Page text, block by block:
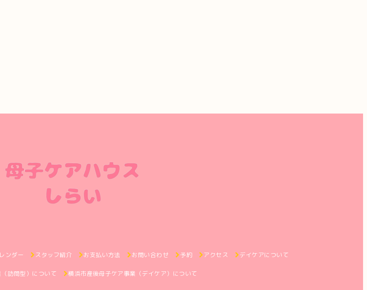
ンダー スタッフ紹介 お支払い方法 お問い合わせ 予約 アクセス デイケアについて
訪問型）について 横浜市産後母子ケア事業（デイケア）について